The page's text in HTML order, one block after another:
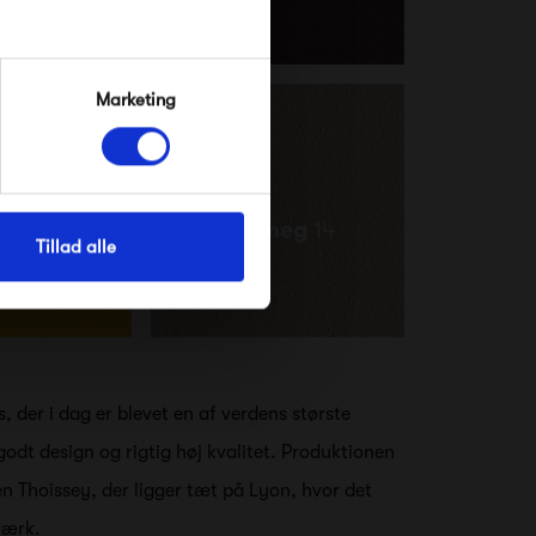
Marketing
Tillad alle
der i dag er blevet en af verdens største
design og rigtig høj kvalitet. Produktionen
Thoissey, der ligger tæt på Lyon, hvor det